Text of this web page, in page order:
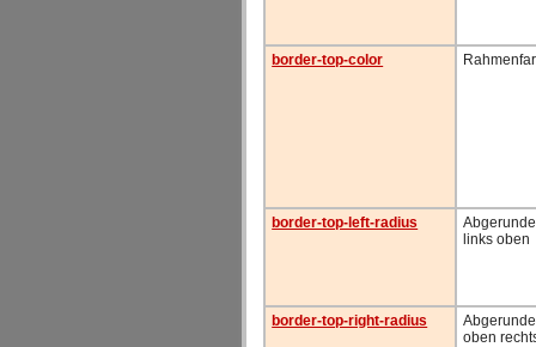
border-top-color
border-top-left-radius
links oben
border-top-right-radius
oben